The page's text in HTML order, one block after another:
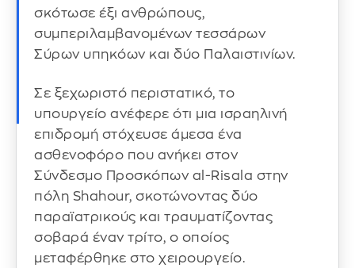
σκότωσε έξι ανθρώπους,
συμπεριλαμβανομένων τεσσάρων
Σύρων υπηκόων και δύο Παλαιστινίων.
Σε ξεχωριστό περιστατικό, το
υπουργείο ανέφερε ότι μια ισραηλινή
επιδρομή στόχευσε άμεσα ένα
ασθενοφόρο που ανήκει στον
Σύνδεσμο Προσκόπων al-Risala στην
πόλη Shahour, σκοτώνοντας δύο
παραϊατρικούς και τραυματίζοντας
σοβαρά έναν τρίτο, ο οποίος
μεταφέρθηκε στο χειρουργείο.